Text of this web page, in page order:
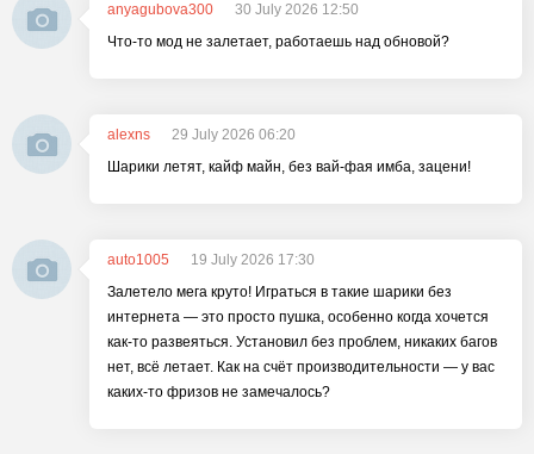
anyagubova300
30 July 2026 12:50
Что-то мод не залетает, работаешь над обновой?
alexns
29 July 2026 06:20
Шарики летят, кайф майн, без вай-фая имба, зацени!
auto1005
19 July 2026 17:30
Залетело мега круто! Играться в такие шарики без
интернета — это просто пушка, особенно когда хочется
как-то развеяться. Установил без проблем, никаких багов
нет, всё летает. Как на счёт производительности — у вас
каких-то фризов не замечалось?